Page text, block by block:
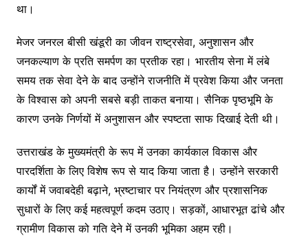
था।
मेजर जनरल बीसी खंडूरी का जीवन राष्ट्रसेवा, अनुशासन और
जनकल्याण के प्रति समर्पण का प्रतीक रहा। भारतीय सेना में लंबे
समय तक सेवा देने के बाद उन्होंने राजनीति में प्रवेश किया और जनता
के विश्वास को अपनी सबसे बड़ी ताकत बनाया। सैनिक पृष्ठभूमि के
कारण उनके निर्णयों में अनुशासन और स्पष्टता साफ दिखाई देती थी।
उत्तराखंड के मुख्यमंत्री के रूप में उनका कार्यकाल विकास और
पारदर्शिता के लिए विशेष रूप से याद किया जाता है। उन्होंने सरकारी
कार्यों में जवाबदेही बढ़ाने, भ्रष्टाचार पर नियंत्रण और प्रशासनिक
सुधारों के लिए कई महत्वपूर्ण कदम उठाए। सड़कों, आधारभूत ढांचे और
ग्रामीण विकास को गति देने में उनकी भूमिका अहम रही।